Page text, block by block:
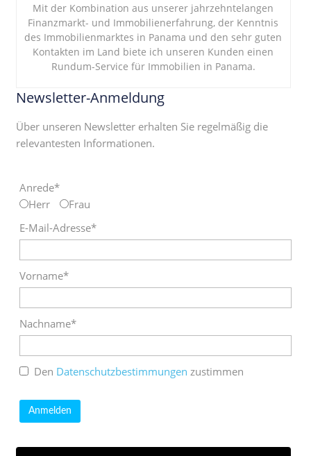
Mit der Kombination aus unserer jahrzehntelangen
Finanzmarkt- und Immobilienerfahrung, der Kenntnis
des Immobilienmarktes in Panama und den sehr guten
Kontakten im Land biete ich unseren Kunden einen
Rundum-Service für Immobilien in Panama.
Newsletter-Anmeldung
Über unseren Newsletter erhalten Sie regelmäßig die
relevantesten Informationen.
Anrede*
Herr
Frau
E-Mail-Adresse*
Vorname*
Nachname*
Den Datenschutzbestimmungen zustimmen